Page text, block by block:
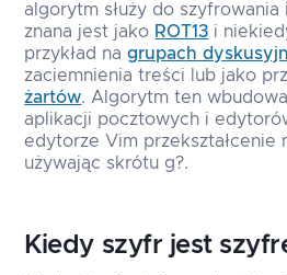
algorytm służy do
znana jest jako ROT13 i
przykład nagrupach
zaciemnienia treści lub jako
żartów. Algorytm ten
aplikacji pocztowych i
edytorze Vim przekształcenie
używając skrótu g?.
Kiedy szyfr jest